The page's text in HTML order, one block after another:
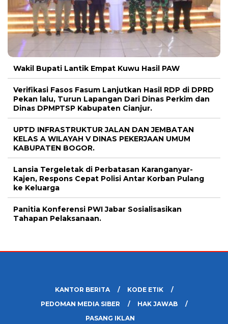
Wakil Bupati Lantik Empat Kuwu Hasil PAW
Verifikasi Fasos Fasum Lanjutkan Hasil RDP di DPRD
Pekan lalu, Turun Lapangan Dari Dinas Perkim dan
Dinas DPMPTSP Kabupaten Cianjur.
UPTD INFRASTRUKTUR JALAN DAN JEMBATAN
KELAS A WILAYAH V DINAS PEKERJAAN UMUM
KABUPATEN BOGOR.
Lansia Tergeletak di Perbatasan Karanganyar-
Kajen, Respons Cepat Polisi Antar Korban Pulang
ke Keluarga
Panitia Konferensi PWI Jabar Sosialisasikan
Tahapan Pelaksanaan.
KANTOR BERITA
KODE ETIK
PEDOMAN MEDIA SIBER
HAK JAWAB
PASANG IKLAN